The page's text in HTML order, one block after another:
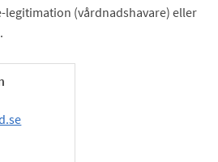
legitimation (vårdnadshavare) eller